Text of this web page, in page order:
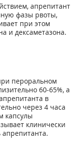
апрепитант
фазы рвоты,
при этом
и дексаметазона.
пероральном
60-65%, а
в
через 4 часа
капсулы
клинически
апрепитанта.